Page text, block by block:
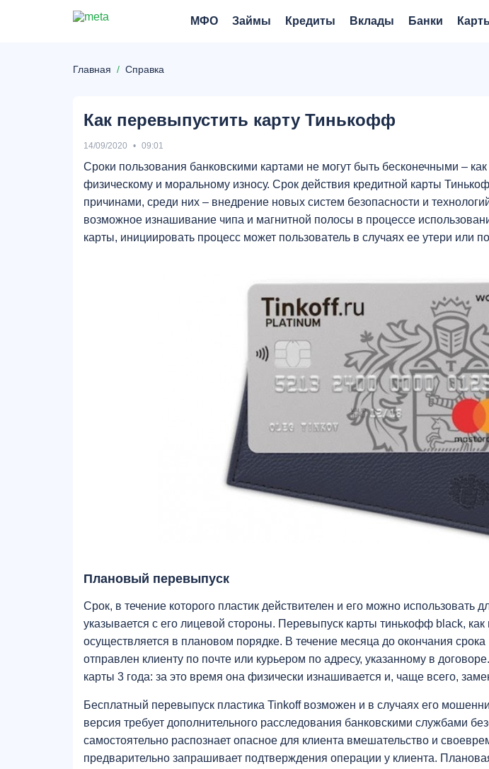
МФО Займы Кредиты Вклады Банки
Главная Справка
Как перевыпустить карту Тинькофф
14/09/2020 09:01
Сроки пользования банковскими картами не могут быть бесконечными –
физическому и моральному износу. Срок действия кредитной карты
причинами, среди них – внедрение новых систем безопасности и
возможное изнашивание чипа и магнитной полосы в процессе
карты, инициировать процесс может пользователь в случаях ее утери или
Плановый перевыпуск
Срок, в течение которого пластик действителен и его можно
указывается с его лицевой стороны. Перевыпуск карты тинькофф black,
осуществляется в плановом порядке. В течение месяца до окончания срока
отправлен клиенту по почте или курьером по адресу, указанному в
карты 3 года: за это время она физически изнашивается и, чаще всего,
Бесплатный перевыпуск пластика Tinkoff возможен и в случаях его
версия требует дополнительного расследования банковскими службами
самостоятельно распознает опасное для клиента вмешательство и
предварительно запрашивает подтверждения операции у клиента.